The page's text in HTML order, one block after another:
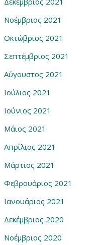
Νοέμβριος 2021
Οκτώβριος 2021
Σεπτέμβριος 2021
Αύγουστος 2021
Ιούλιος 2021
Ιούνιος 2021
Μάιος 2021
Απρίλιος 2021
Μάρτιος 2021
Φεβρουάριος 2021
Ιανουάριος 2021
Δεκέμβριος 2020
Νοέμβριος 2020